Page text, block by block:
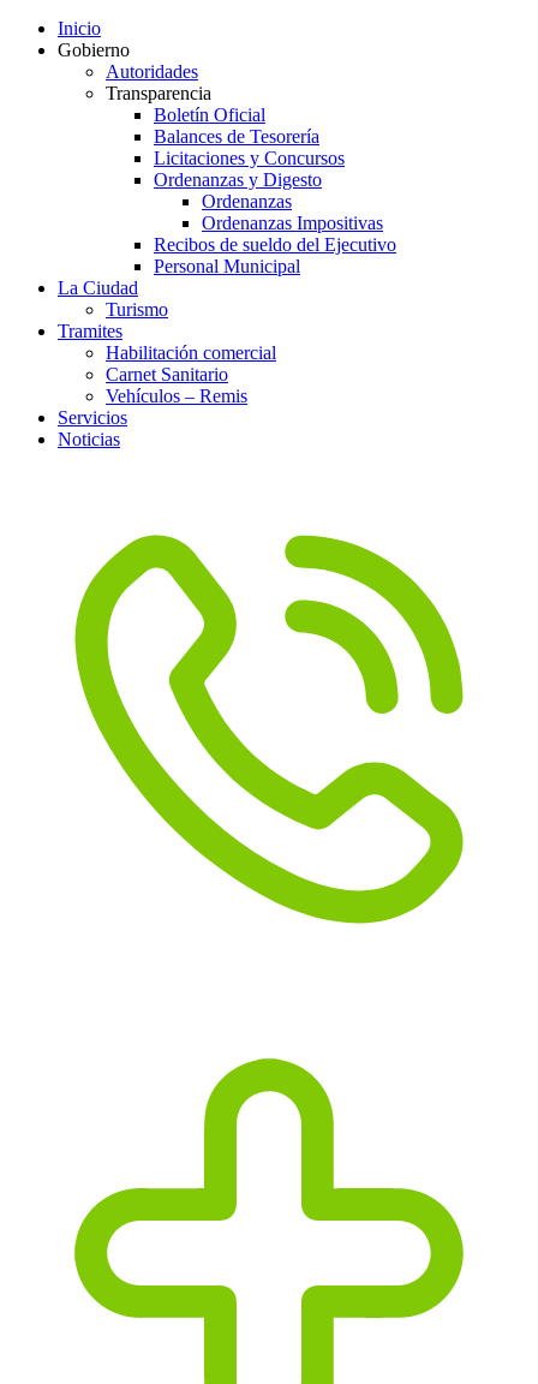
Inicio
Gobierno
Autoridades
Transparencia
Boletín Oficial
Balances de Tesorería
Licitaciones y Concursos
Ordenanzas y Digesto
Ordenanzas
Ordenanzas Impositivas
Recibos de sueldo del Ejecutivo
Personal Municipal
La Ciudad
Turismo
Tramites
Habilitación comercial
Carnet Sanitario
Vehículos – Remis
Servicios
Noticias